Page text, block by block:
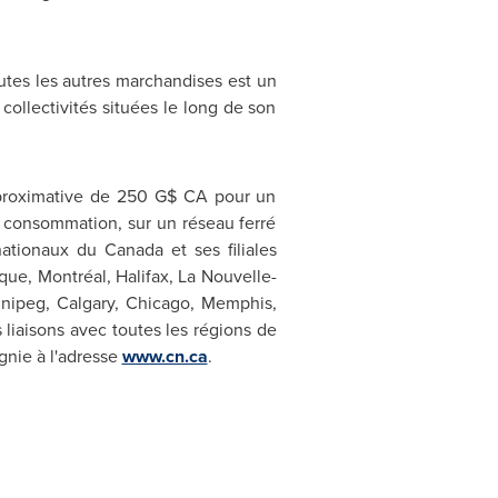
les autres marchandises est un
situées le long de son
de 250 G$ CA pour un
sur un réseau ferré
du Canadaet ses filiales
Montréal, Halifax, La Nouvelle-
, Calgary, Chicago, Memphis,
avec toutes les régions de
à l'adressewww.cn.ca.